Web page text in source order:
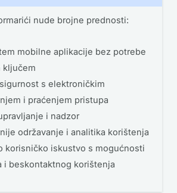
nude brojne prednosti:
mobilne aplikacije bez potrebe
ključem
s elektroničkim
i praćenjem pristupa
i nadzor
održavanje i analitika korištenja
korisničko iskustvo s mogućnosti
i beskontaktnog korištenja